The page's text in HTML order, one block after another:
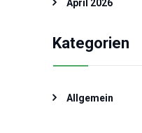
April 2026
Kategorien
Allgemein